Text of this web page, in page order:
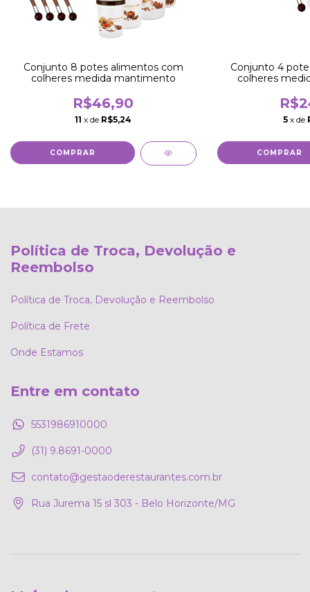
Conjunto 8 potes alimentos com
colheres medida mantimento
R$46,90
11 x de R$5,24
Conjunto 4
colheres
5 x de
Política de Troca, Devolução e
Reembolso
Política de Troca, Devolução e Reembolso
Política de Frete
Onde Estamos
Entre em contato
5531986910000
(31) 9.8691-0000
contato@gestaoderestaurantes.com.br
Rua Jurema 15 sl 303 - Belo Horizonte/MG